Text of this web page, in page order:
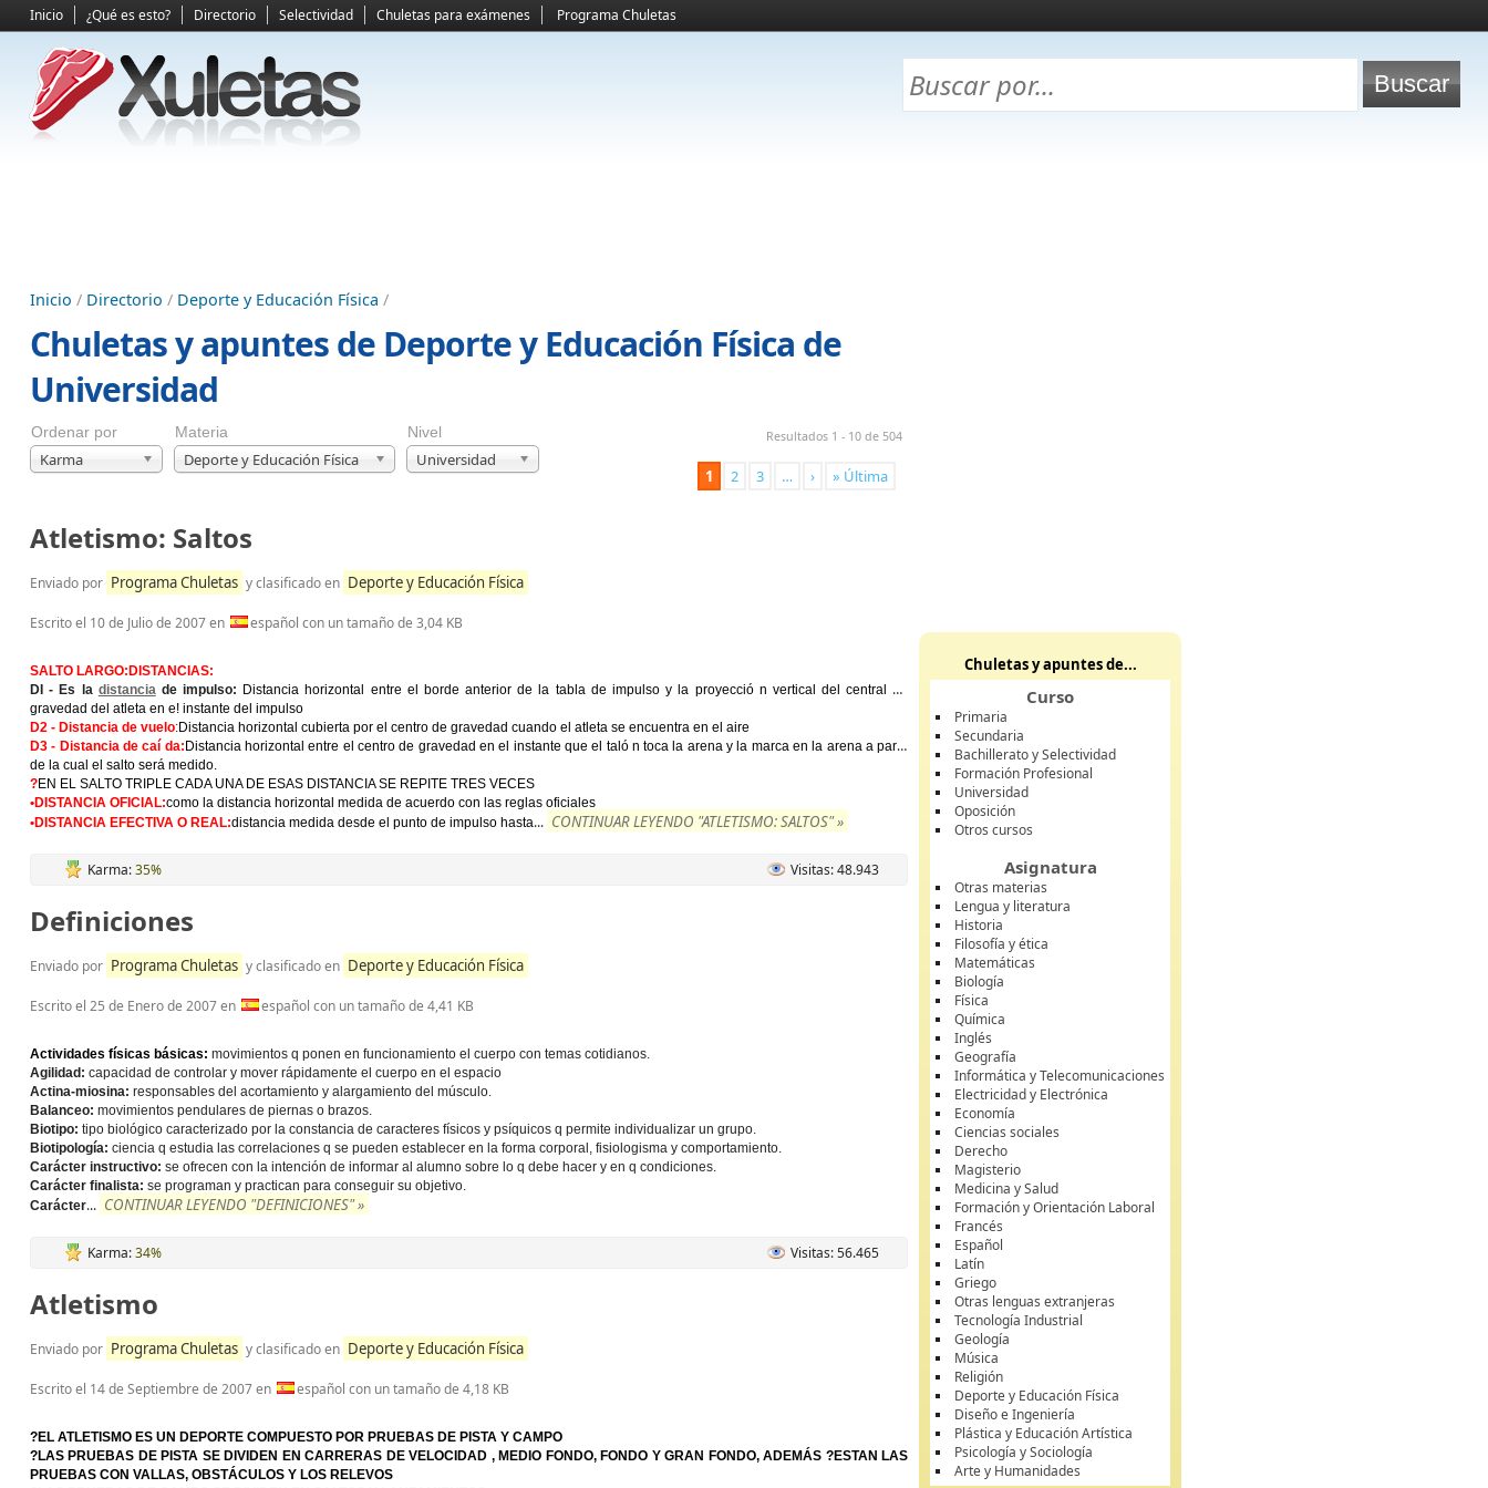
Inicio ¿Qué es esto? Directorio Selectividad Chuletas para exámenes Programa Chuletas
Inicio / Directorio / Deporte y Educación Física /
Chuletas y apuntes de Deporte y Educación Física de
Universidad
Ordenar por
Karma
Materia
Deporte y Educación Física
Nivel
Universidad
Resultados 1 - 10 de 504
1 2 3 … › » Última
Atletismo: Saltos
Enviado por Programa Chuletas y clasificado en Deporte y Educación Física
Escrito el 10 de Julio de 2007en español con un tamaño de 3,04 KB
SALTO LARGO:DISTANCIAS:
DI - Es la distanciade impulso: Distancia horizontal entre el borde anterior de la tabla de impulso y la proyecció n vertical del central de
gravedad del atleta en e! instante del impulso
D2 - Distancia de vuelo:Distancia horizontal cubierta por el centro de gravedad cuando el atleta se encuentra en el aire
D3 - Distancia de caí da: Distancia horizontal entre el centro de gravedad en el instante que el taló n toca la arena y la marca en la arena a partir
de la cual el salto será medido.
?EN EL SALTO TRIPLE CADA UNA DE ESAS DISTANCIA SE REPITE TRES VECES
•DISTANCIA OFICIAL:como la distancia horizontal medida de acuerdo con las reglas oficiales
•DISTANCIA EFECTIVA O REAL:distancia medida desde el punto de impulso hasta... CONTINUAR LEYENDO "ATLETISMO: SALTOS" »
Karma:35% Visitas: 48.943
Definiciones
Enviado por Programa Chuletas y clasificado en Deporte y Educación Física
Escrito el 25 de Enero de 2007en español con un tamaño de 4,41 KB
Actividades físicas básicas: movimientos q ponen en funcionamiento el cuerpo con temas cotidianos.
Agilidad: capacidad de controlar y mover rápidamente el cuerpo en el espacio
Actina-miosina: responsables del acortamiento y alargamiento del músculo.
Balanceo: movimientos pendulares de piernas o brazos.
Biotipo: tipo biológico caracterizado por la constancia de caracteres físicos y psíquicos q permite individualizar un grupo.
Biotipología: ciencia q estudia las correlaciones q se pueden establecer en la forma corporal, fisiologisma y comportamiento.
Carácter instructivo: se ofrecen con la intención de informar al alumno sobre lo q debe hacer y en q condiciones.
Carácter finalista: se programan y practican para conseguir su objetivo.
Carácter... CONTINUAR LEYENDO "DEFINICIONES" »
Karma:34% Visitas: 56.465
Atletismo
Enviado por Programa Chuletas y clasificado en Deporte y Educación Física
Escrito el 14 de Septiembre de 2007en español con un tamaño de 4,18 KB
?EL ATLETISMO ES UN DEPORTE COMPUESTO POR PRUEBAS DE PISTA Y CAMPO
?LAS PRUEBAS DE PISTA SE DIVIDEN EN CARRERAS DE VELOCIDAD , MEDIO FONDO, FONDO Y GRAN FONDO, ADEMÁS ?ESTAN LAS
PRUEBAS CON VALLAS, OBSTÁCULOS Y LOS RELEVOS
Chuletas y apuntes de...
Curso
Primaria
Secundaria
Bachillerato y Selectividad
Formación Profesional
Universidad
Oposición
Otros cursos
Asignatura
Otras materias
Lengua y literatura
Historia
Filosofía y ética
Matemáticas
Biología
Física
Química
Inglés
Geografía
Informática y Telecomunicaciones
Electricidad y Electrónica
Economía
Ciencias sociales
Derecho
Magisterio
Medicina y Salud
Formación y Orientación Laboral
Francés
Español
Latín
Griego
Otras lenguas extranjeras
Tecnología Industrial
Geología
Música
Religión
Deporte y Educación Física
Diseño e Ingeniería
Plástica y Educación Artística
Psicología y Sociología
Arte y Humanidades